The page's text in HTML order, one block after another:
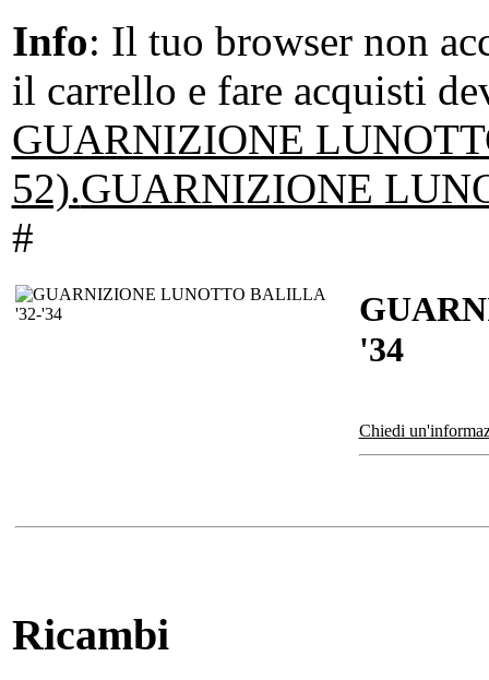
Info: Il tuo browser non
il carrello e fare acquisti
GUARNIZIONE
52).GUARNIZIONE
#
'34
Chiedi
Ricambi